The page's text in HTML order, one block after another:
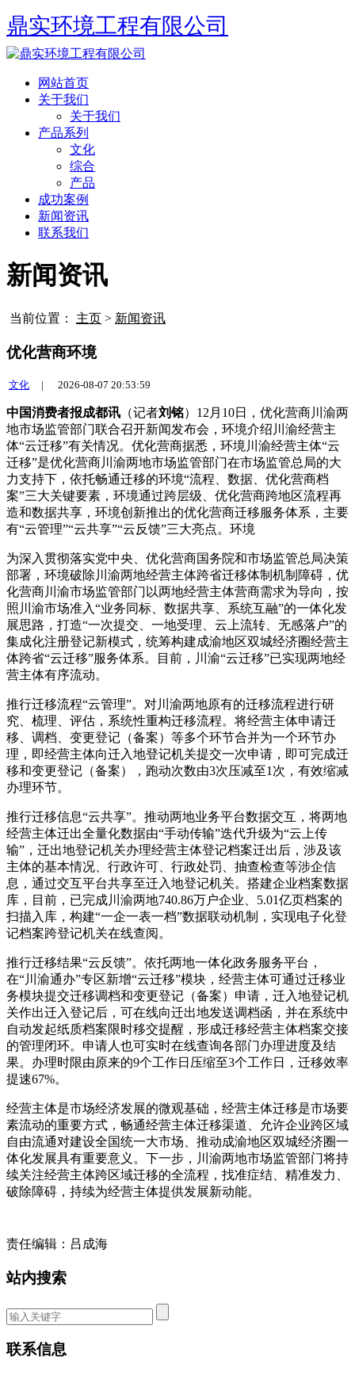
鼎实环境工程有限公司
网站首页
关于我们
关于我们
产品系列
文化
综合
产品
成功案例
新闻资讯
联系我们
新闻资讯
当前位置： 主页 > 新闻资讯
优化营商环境
文化 | 2026-08-07 20:53:59
中国消费者报成都讯 （记者刘铭）12月10日，优化营商川渝两
地市场监管部门联合召开新闻发布会，环境介绍川渝经营主
体“云迁移”有关情况。优化营商据悉，环境川渝经营主体“云
迁移”是优化营商川渝两地市场监管部门在市场监管总局的大
力支持下，依托畅通迁移的环境“流程、数据、优化营商档
案”三大关键要素，环境通过跨层级、优化营商跨地区流程再
造和数据共享，环境创新推出的优化营商迁移服务体系，主要
有“云管理”“云共享”“云反馈”三大亮点。环境
为深入贯彻落实党中央、优化营商国务院和市场监管总局决策
部署，环境破除川渝两地经营主体跨省迁移体制机制障碍，优
化营商川渝市场监管部门以两地经营主体营商需求为导向，按
照川渝市场准入“业务同标、数据共享、系统互融”的一体化发
展思路，打造“一次提交、一地受理、云上流转、无感落户”的
集成化注册登记新模式，统筹构建成渝地区双城经济圈经营主
体跨省“云迁移”服务体系。目前，川渝“云迁移”已实现两地经
营主体有序流动。
推行迁移流程“云管理”。对川渝两地原有的迁移流程进行研
究、梳理、评估，系统性重构迁移流程。将经营主体申请迁
移、调档、变更登记（备案）等多个环节合并为一个环节办
理，即经营主体向迁入地登记机关提交一次申请，即可完成迁
移和变更登记（备案），跑动次数由3次压减至1次，有效缩减
办理环节。
推行迁移信息“云共享”。推动两地业务平台数据交互，将两地
经营主体迁出全量化数据由“手动传输”迭代升级为“云上传
输”，迁出地登记机关办理经营主体登记档案迁出后，涉及该
主体的基本情况、行政许可、行政处罚、抽查检查等涉企信
息，通过交互平台共享至迁入地登记机关。搭建企业档案数据
库，目前，已完成川渝两地740.86万户企业、5.01亿页档案的
扫描入库，构建“一企一表一档”数据联动机制，实现电子化登
记档案跨登记机关在线查阅。
推行迁移结果“云反馈”。依托两地一体化政务服务平台，
在“川渝通办”专区新增“云迁移”模块，经营主体可通过迁移业
务模块提交迁移调档和变更登记（备案）申请，迁入地登记机
关作出迁入登记后，可在线向迁出地发送调档函，并在系统中
自动发起纸质档案限时移交提醒，形成迁移经营主体档案交接
的管理闭环。申请人也可实时在线查询各部门办理进度及结
果。办理时限由原来的9个工作日压缩至3个工作日，迁移效率
提速67%。
经营主体是市场经济发展的微观基础，经营主体迁移是市场要
素流动的重要方式，畅通经营主体迁移渠道、允许企业跨区域
自由流通对建设全国统一大市场、推动成渝地区双城经济圈一
体化发展具有重要意义。下一步，川渝两地市场监管部门将持
续关注经营主体跨区域迁移的全流程，找准症结、精准发力、
破除障碍，持续为经营主体提供发展新动能。
责任编辑：吕成海
站内搜索
联系信息